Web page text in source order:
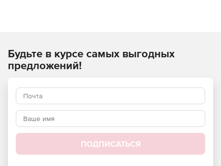
расчет электрических нагрузок по методикам: РТМ
36.18.32.4-92, СП 256.1325800.2016, ТЭП;
фаза-ноль»;
расчет кабеля на невозгорание согласно Циркуляру
Будьте в курсе самых выгодных
предложений!
ПОДПИСАТЬСЯ